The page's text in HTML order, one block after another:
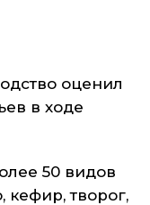
оценил
в ходе
50 видов
кефир, творог,